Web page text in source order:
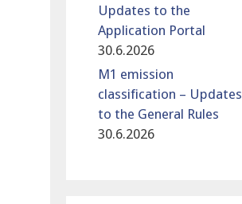
Updates to the
Application Portal
30.6.2026
M1 emission
classification – Updates
to the General Rules
30.6.2026